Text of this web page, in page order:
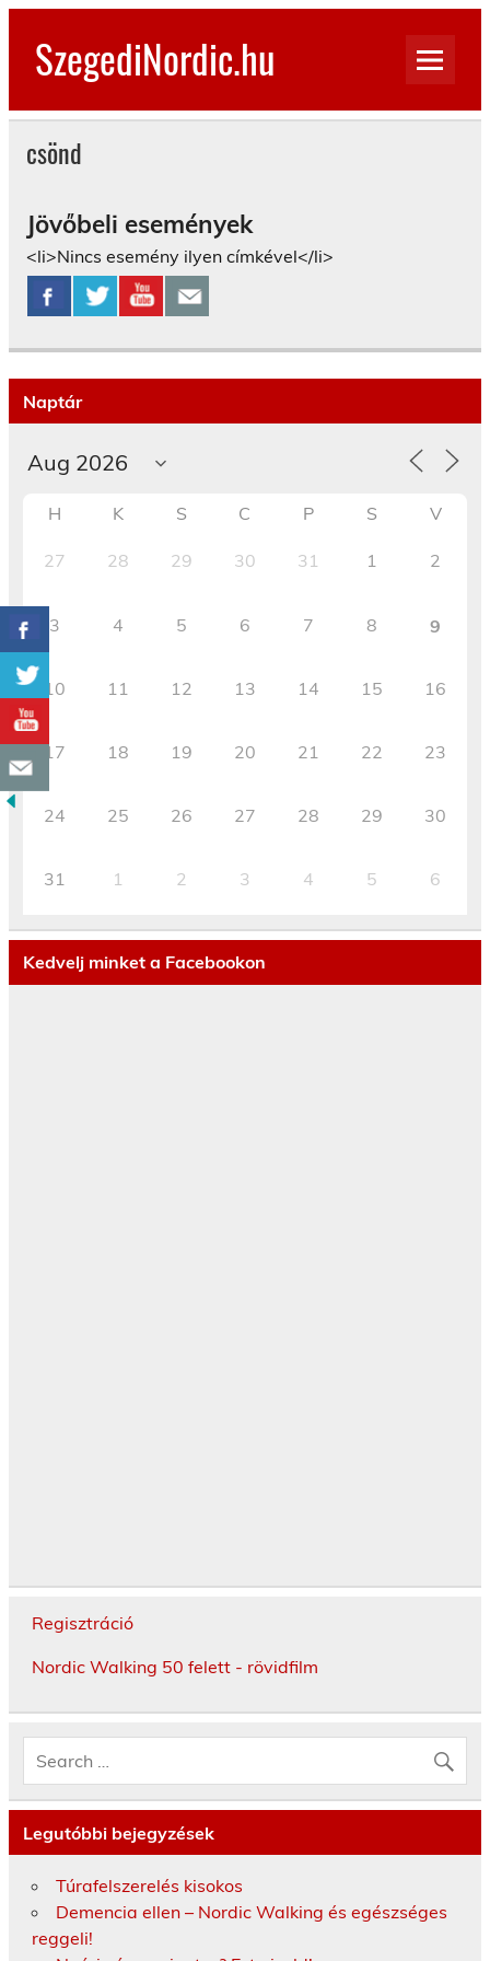
Skip
contentSzegediNordic.hu
csönd
Jövőbeli események
<li>Nincs esemény ilyen címkével</li>
Naptár
H K S C P S V
27 28 29 30 31 1 2
3 4 5 6 7 8 9
10 11 12 13 14 15 16
17 18 19 20 21 22 23
24 25 26 27 28 29 30
31 1 2 3 4 5 6
Kedvelj minket a Facebookon
Regisztráció
Nordic Walking 50 felett - rövidfilm
Legutóbbi bejegyzések
Túrafelszerelés kisokos
Demencia ellen – Nordic Walking és egészséges
reggeli!